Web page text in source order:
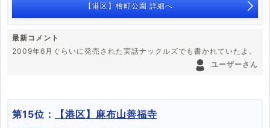
【港区】檜町公園 詳細へ
最新コメント
2009年6月ぐらいに発売された実話ナックルズでも書かれていたよ。
ユーザーさん
第15位： 【港区】麻布山善福寺